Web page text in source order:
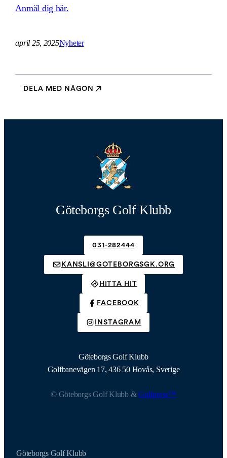
Anmäl dig här.
april 25, 2025Nyheter
DELA MED NÅGON
Göteborgs Golf Klubb
031-282444
KANSLI@GOTEBORGSGK.ORG
HITTA HIT
FACEBOOK
INSTAGRAM
Göteborgs Golf Klubb
Golfbanevägen 17, 436 50 Hovås, Sverige
© Göteborgs Golf Klubb &Golfpress™
Göteborgs Golf Klubb